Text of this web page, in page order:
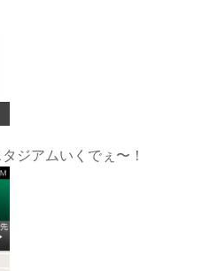
ジアムいくでぇ〜！